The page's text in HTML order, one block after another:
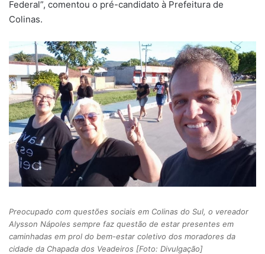
Federal”, comentou o pré-candidato à Prefeitura de
Colinas.
Preocupado com questões sociais em Colinas do Sul, o vereador
Alysson Nápoles sempre faz questão de estar presentes em
caminhadas em prol do bem-estar coletivo dos moradores da
cidade da Chapada dos Veadeiros [Foto: Divulgação]